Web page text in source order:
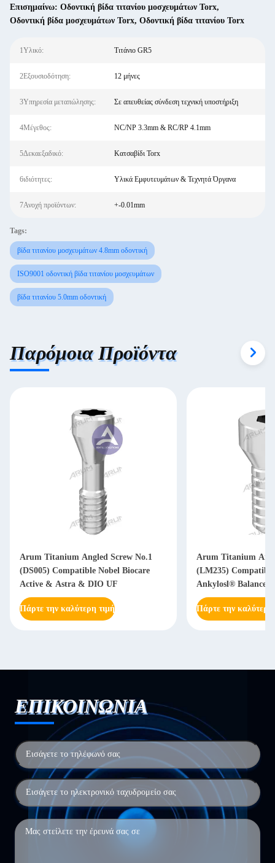
Επισημαίνω: Οδοντική βίδα τιτανίου μοσχευμάτων Torx,
Οδοντική βίδα μοσχευμάτων Torx, Οδοντική βίδα τιτανίου Torx
1Υλικό: Τιτάνιο GR5
2Εξουσιοδότηση: 12 μήνες
3Υπηρεσία μεταπώλησης: Σε απευθείας σύνδεση τεχνική υποστήριξη
4Μέγεθος: NC/NP 3.3mm & RC/RP 4.1mm
5Δεκαεξαδικό: Κατσαβίδι Torx
6ιδιότητες: Υλικά Εμφυτευμάτων & Τεχνητά Όργανα
7Ανοχή προϊόντων: +-0.01mm
Tags:
βίδα τιτανίου μοσχευμάτων 4.8mm οδοντική
ISO9001 οδοντική βίδα τιτανίου μοσχευμάτων
βίδα τιτανίου 5.0mm οδοντική
Παρόμοια Προϊόντα
Arum Titanium Angled Screw No.1
(DS005) Compatible Nobel Biocare
Active & Astra & DIO UF
Πάρτε την καλύτερη τιμή
Arum Titanium
(LM235)
Ankylosl® Balance
Πάρτε την καλύτερη
ΕΠΙΚΟΙΝΩΝΙΑ